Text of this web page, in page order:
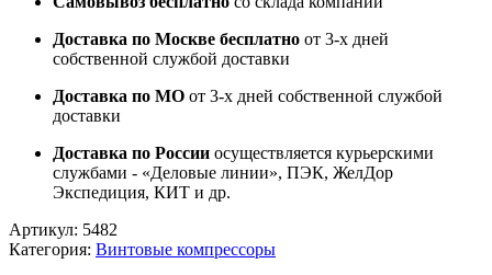
Доставка по Москве бесплатно от 3-х дней
собственной службой доставки
Доставка по МО от 3-х дней собственной службой
доставки
Доставка по России осуществляется курьерскими
службами - «Деловые линии», ПЭК, ЖелДор
Экспедиция, КИТ и др.
Артикул: 5482
Категория: Винтовые компрессоры